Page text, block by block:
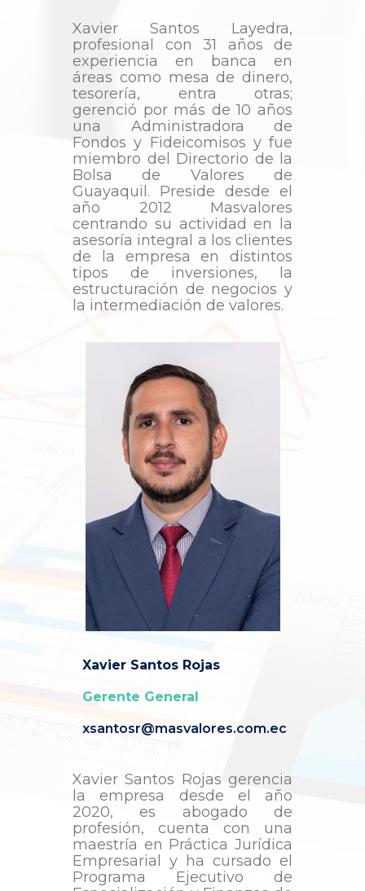
Xavier Santos Layedra,
profesional con 31 años de
experiencia en banca en
áreas como mesa de dinero,
tesorería, entra otras;
gerenció por más de 10 años
una Administradora de
Fondos y Fideicomisos y fue
miembro del Directorio de la
Bolsa de Valores de
Guayaquil. Preside desde el
año 2012 Masvalores
centrando su actividad en la
asesoría integral a los clientes
de la empresa en distintos
tipos de inversiones, la
estructuración de negocios y
la intermediación de valores.
Xavier Santos Rojas
Gerente General
xsantosr@masvalores.com.ec
Xavier Santos Rojas gerencia
la empresa desde el año
2020, es abogado de
profesión, cuenta con una
maestría en Práctica Jurídica
Empresarial y ha cursado el
Programa Ejecutivo de